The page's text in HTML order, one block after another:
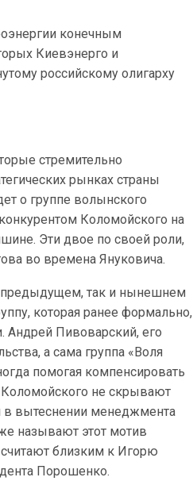
конечным
Киевэнерго и
российскому олигарху
стремительно
рынках страны
о группе волынского
Коломойского на
Эти двое по своей роли,
во времена Януковича.
предыдущем, так и нынешнем
которая ранее формально,
Андрей Пивоварский, его
а сама группа «Воля
помогая компенсировать
не скрывают
в вытеснении менеджмента
называют этот мотив
близким к Игорю
Порошенко.